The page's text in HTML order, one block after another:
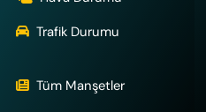
Trafik Durumu
Tüm Manşetler